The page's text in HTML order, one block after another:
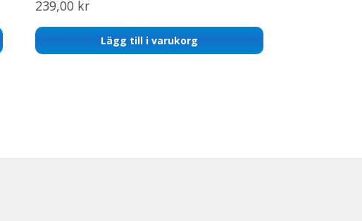
239,00 kr
Lägg till i varukorg